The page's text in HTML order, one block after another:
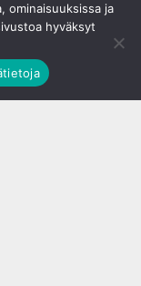
ominaisuuksissa ja
hyväksyt